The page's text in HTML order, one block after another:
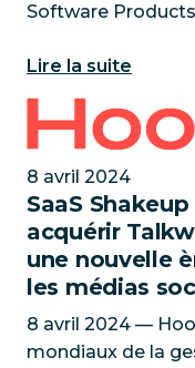
Software
Enterprise
2025 — Hootsuite
Lire la suite
SaaS Shakeup :
8 avril 2024
SaaS
acquérir
une nouvelle
les médias
8 avril 2024 —
mondiaux de la